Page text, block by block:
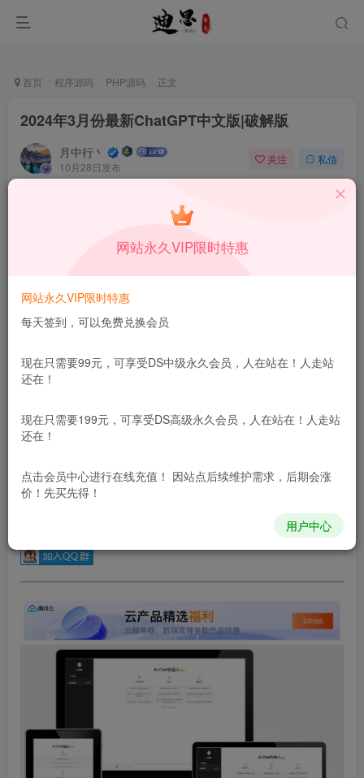
首页 程序源码 PHP源码 正文
2024年3月份最新ChatGPT中文版|破解版
月中行丶
10月28日发布
关注 私信
2024年3月份最新ChatGPT中文版|破解版
此内容为付费资源，请付费后查看
30
DS中级会员
15
本站内容分为：登录回复下载，积分下载，RMB下载，积分下
得！
本站所有内容来自互联网收集，仅供学习和交流，请勿用于商业
用途。如有侵权、不妥之处，请第一时间联系我们删除！Q群：
网站永久VIP限时特惠
网站永久VIP限时特惠
每天签到，可以免费兑换会员
现在只需要99元，可享受DS中级永久会员，人在站在！人走站
还在！
现在只需要199元，可享受DS高级永久会员，人在站在！人走站
还在！
点击会员中心进行在线充值！ 因站点后续维护需求，后期会涨
价！先买先得！
用户中心